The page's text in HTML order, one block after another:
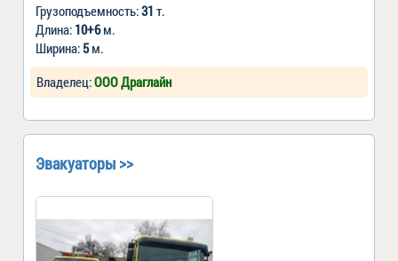
Грузоподъемность:31 т.
Длина: 10+6м.
Ширина: 5м.
Владелец:ООО Драглайн
Эвакуаторы >>